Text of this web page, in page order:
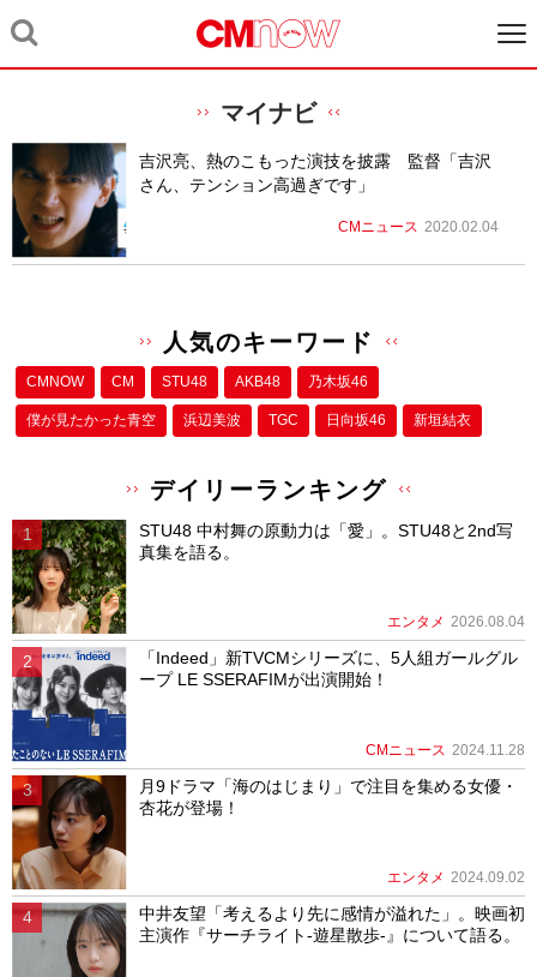
マイナビ
吉沢亮、熱のこもった演技を披露 監督「吉沢
さん、テンション高過ぎです」
CMニュース 2020.02.04
人気のキーワード
CMNOW CM STU48 AKB48 乃木坂46
僕が⾒たかった⻘空 浜辺美波 TGC 日向坂46 新垣結衣
デイリーランキング
STU48 中村舞の原動力は「愛」。STU48と2nd写
真集を語る。
エンタメ 2026.08.04
「Indeed」新TVCMシリーズに、5人組ガールグル
ープ LE SSERAFIMが出演開始！
CMニュース 2024.11.28
月9ドラマ「海のはじまり」で注目を集める女優・
杏花が登場！
エンタメ 2024.09.02
中井友望「考えるより先に感情が溢れた」。映画初
主演作『サーチライト-遊星散歩-』について語る。